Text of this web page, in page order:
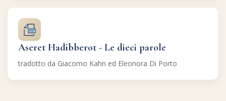
Aseret Hadibberot - Le dieci parole
tradotto da Giacomo Kahn ed Eleonora Di Porto